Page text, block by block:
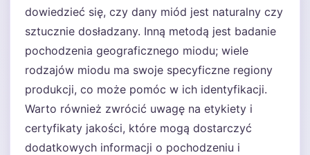
dowiedzieć się, czy dany miód jest naturalny czy
sztucznie dosładzany. Inną metodą jest badanie
pochodzenia geograficznego miodu; wiele
rodzajów miodu ma swoje specyficzne regiony
produkcji, co może pomóc w ich identyfikacji.
Warto również zwrócić uwagę na etykiety i
certyfikaty jakości, które mogą dostarczyć
dodatkowych informacji o pochodzeniu i